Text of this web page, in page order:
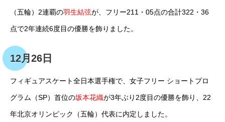
（五輪）2連覇の羽生結弦が、フリー211・05点の合計322・36
点で2年連続6度目の優勝を飾りました。
12月26日
フィギュアスケート全日本選手権で、女子フリー ショートプロ
グラム（SP）首位の坂本花織が3年ぶり2度目の優勝を飾り、22
年北京オリンピック（五輪）代表に内定しました。